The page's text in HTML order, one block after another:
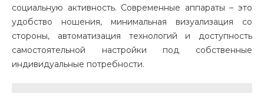
социальную активность. Современные аппараты – это
удобство ношения, минимальная визуализация со
стороны, автоматизация технологий и доступность
самостоятельной настройки под собственные
индивидуальные потребности.